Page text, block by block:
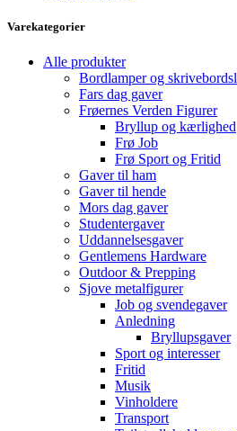
Varekategorier
Alle produkter
Bordlamper og
Fars dag gaver
Frøernes Verden Figurer
Bryllup og kærlighed
Frø Job
Frø Sport og Fritid
Gaver til ham
Gaver til hende
Mors dag gaver
Studentergaver
Uddannelsesgaver
Gentlemens Hardware
Outdoor & Prepping
Sjove metalfigurer
Job og svendegaver
Anledning
Bryllupsgaver
Sport og interesser
Fritid
Musik
Vinholdere
Transport